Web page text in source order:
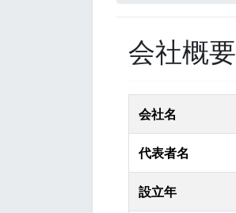
会社概要
会社名
代表者名
設立年